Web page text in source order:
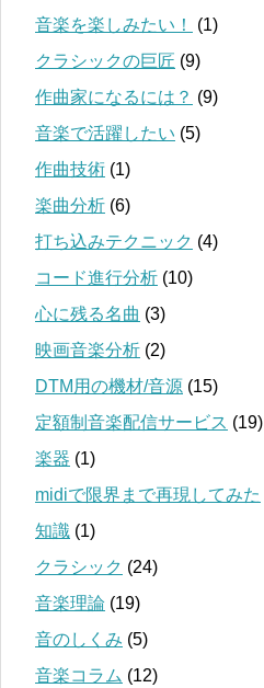
音楽を楽しみたい！
(1)
クラシックの巨匠 (9)
作曲家になるには？ (9)
音楽で活躍したい (5)
作曲技術 (1)
楽曲分析 (6)
打ち込みテクニック (4)
コード進行分析 (10)
心に残る名曲 (3)
映画音楽分析 (2)
DTM用の機材/音源 (15)
定額制音楽配信サービス (19)
楽器 (1)
midiで限界まで再現してみた
知識 (1)
クラシック (24)
音楽理論 (19)
音のしくみ (5)
音楽コラム (12)